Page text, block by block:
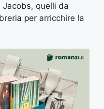
quelli da
per arricchire la